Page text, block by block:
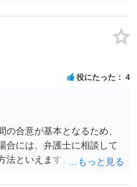
役にたった 4
合意が基本となるため、
合には、弁護士に相談して
法といえます。特に、株価